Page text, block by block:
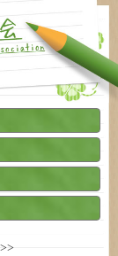
>>